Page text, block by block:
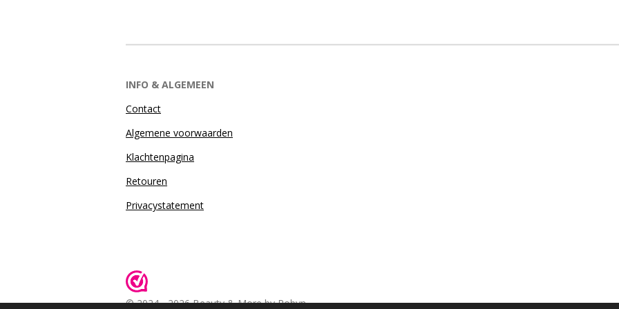
INFO & ALGEMEEN
Contact
Algemene voorwaarden
Klachtenpagina
Retouren
Privacystatement
© 2024 - 2026 Beauty & More by Robyn